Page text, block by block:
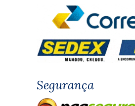
Segurança